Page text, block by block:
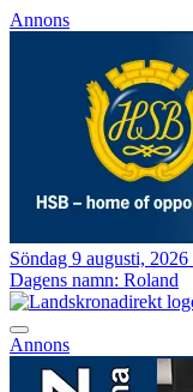
Annons
Söndag 9 augusti, 2026
Dagens namn: Roland
Annons